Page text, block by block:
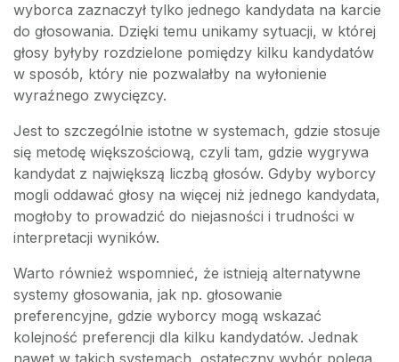
wyborca zaznaczył tylko jednego kandydata na karcie
do głosowania. Dzięki temu unikamy sytuacji, w której
głosy byłyby rozdzielone pomiędzy kilku kandydatów
w sposób, który nie pozwalałby na wyłonienie
wyraźnego zwycięzcy.
Jest to szczególnie istotne w systemach, gdzie stosuje
się metodę większościową, czyli tam, gdzie wygrywa
kandydat z największą liczbą głosów. Gdyby wyborcy
mogli oddawać głosy na więcej niż jednego kandydata,
mogłoby to prowadzić do niejasności i trudności w
interpretacji wyników.
Warto również wspomnieć, że istnieją alternatywne
systemy głosowania, jak np. głosowanie
preferencyjne, gdzie wyborcy mogą wskazać
kolejność preferencji dla kilku kandydatów. Jednak